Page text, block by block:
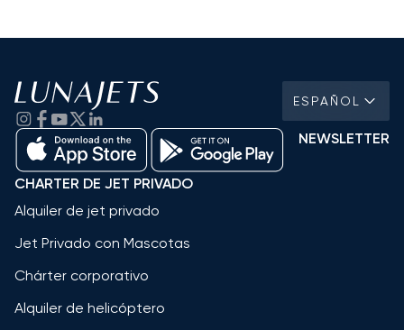
ESPAÑOL
NEWSLETTER
CHARTER DE JET PRIVADO
Alquiler de jet privado
Jet Privado con Mascotas
Chárter corporativo
Alquiler de helicóptero